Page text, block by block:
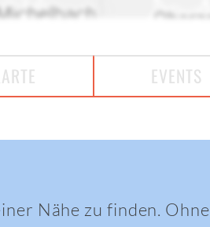
EVENTS
Nähe zu finden. Ohne